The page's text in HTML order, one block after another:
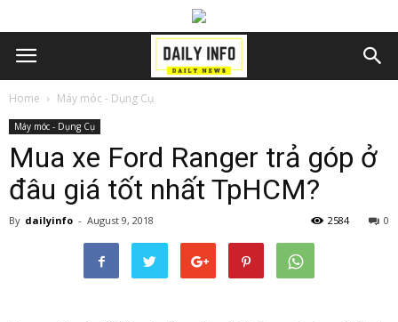
Home Máy móc - Dụng Cụ
Máy móc - Dụng Cụ
Mua xe Ford Ranger trả góp ở
đâu giá tốt nhất TpHCM?
By dailyinfo - August 9, 2018 0
2584